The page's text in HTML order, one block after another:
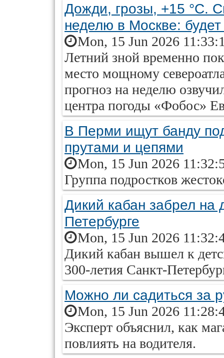
Дожди, грозы, +15 °C.
неделю в Москве:
Mon, 15 Jun 2026
Летний зной временно
место мощному
прогноз на неделю
центра погоды «Фобос»
В Перми ищут банду
прутами и цепями
Mon, 15 Jun 2026
Группа подростков
Дикий кабан забрел на
Петербурге
Mon, 15 Jun 2026
Дикий кабан вышел к
300-летия Санкт-
Можно ли садиться за
Mon, 15 Jun 2026
Эксперт объяснил, как
повлиять на водителя.